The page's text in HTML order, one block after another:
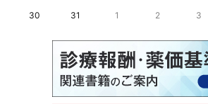
30
31 1 2 3